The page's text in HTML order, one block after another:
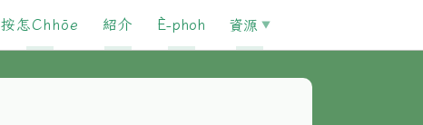
按怎Chhōe 紹介 È-phoh 資源